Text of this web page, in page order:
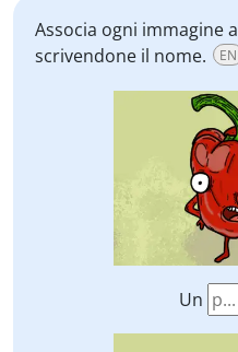
Associa ogni immagine
scrivendone il nome.
EN
Un